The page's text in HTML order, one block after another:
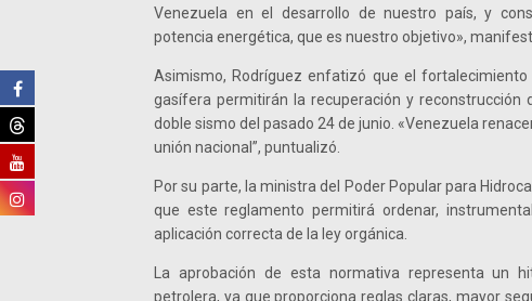
Venezuela en el desarrollo de nuestro país, y
potencia energética, que es nuestro objetivo»,
Asimismo, Rodríguez enfatizó que el
gasífera permitirán la recuperación y reconstrucción
doble sismo del pasado 24 de junio. «Venezuela
unión nacional”, puntualizó.
Por su parte, la ministra del Poder Popular para
que este reglamento permitirá ordenar,
aplicación correcta de la ley orgánica.
La aprobación de esta normativa representa un
petrolera, ya que proporciona reglas claras, mayor